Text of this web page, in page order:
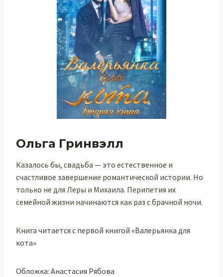
Ольга Гринвэлл
Казалось бы, свадьба — это естественное и
счастливое завершение романтической истории. Но
только не для Леры и Михаила. Перипетия их
семейной жизни начинаются как раз с брачной ночи.
Книга читается с первой книгой «Валерьянка для
кота»
Обложка: Анастасия Рябова